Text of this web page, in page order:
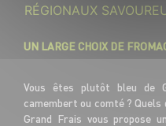
RÉGIONAUX
UN LARGE CHOIX DE
Vous êtes plutôt bleu de
camembert ou comté ?
Grand Frais vous propose